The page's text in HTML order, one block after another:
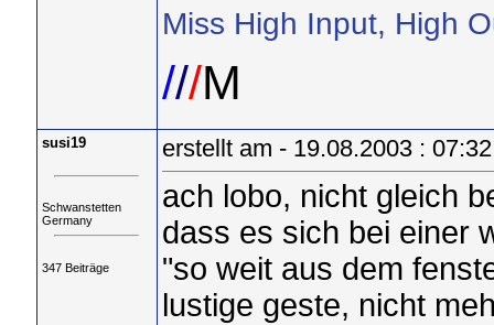
Miss High Input, High
///M
susi19
Schwanstetten
Germany
347 Beiträge
erstellt am - 19.08.2003 :
ach lobo, nicht gleich
dass es sich bei einer
"so weit aus dem
lustige geste, nicht